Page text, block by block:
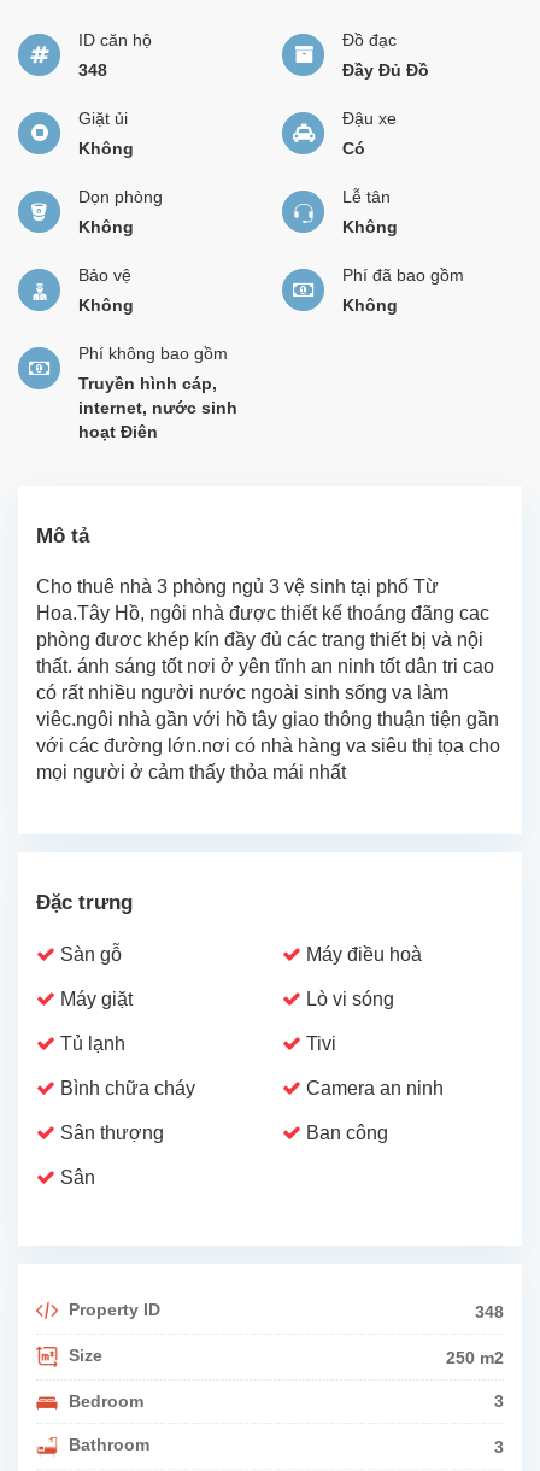
ID căn hộ
348
Đồ đạc
Đầy Đủ Đồ
Giặt ủi
Không
Đậu xe
Có
Dọn phòng
Không
Lễ tân
Không
Bảo vệ
Không
Phí đã bao gồm
Không
Phí không bao gồm
Truyền hình cáp,
internet, nước sinh
hoạt Điên
Mô tả
Cho thuê nhà 3 phòng ngủ 3 vệ sinh tại phố Từ
Hoa.Tây Hồ, ngôi nhà được thiết kế thoáng đãng cac
phòng đươc khép kín đầy đủ các trang thiết bị và nội
thất. ánh sáng tốt nơi ở yên tĩnh an ninh tốt dân tri cao
có rất nhiều người nước ngoài sinh sống va làm
viêc.ngôi nhà gần với hồ tây giao thông thuận tiện gần
với các đường lớn.nơi có nhà hàng va siêu thị tọa cho
mọi người ở cảm thấy thỏa mái nhất
Đặc trưng
Sàn gỗ Máy điều hoà
Máy giặt Lò vi sóng
Tủ lạnh Tivi
Bình chữa cháy Camera an ninh
Sân thượng Ban công
Sân
Property ID 348
Size 250 m2
Bedroom 3
Bathroom 3